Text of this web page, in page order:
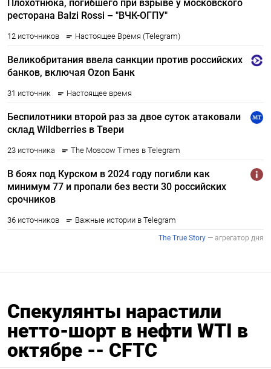
Спекулянты нарастили
нетто-шорт в нефти WTI в
октябре -- CFTC